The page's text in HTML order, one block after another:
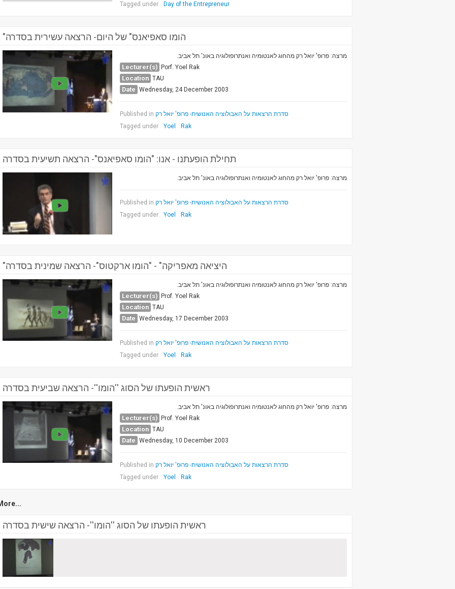
Tagged under
Day of the Entrepreneur
"הומו סאפיאנס" של היום- הרצאה עשירית בסדרה
מרצה: פרופ' יואל רק מהחוג לאנטומיה ואנתרופולוגיה באונ' תל אביב.
Lecturer(s) Porf. Yoel Rak
Location TAU
Date Wednesday, 24 December 2003
Published in סדרת הרצאות על האבולוציה האנושית- פרופ' יואל רק
Tagged under
Yoel Rak
תחילת הופעתנו - אנו: "הומו סאפיאנס"- הרצאה תשיעית בסדרה
מרצה: פרופ' יואל רק מהחוג לאנטומיה ואנתרופולוגיה באונ' תל אביב.
Published in סדרת הרצאות על האבולוציה האנושית- פרופ' יואל רק
Tagged under
Yoel Rak
"היציאה מאפריקה" - "הומו ארקטוס"- הרצאה שמינית בסדרה
מרצה: פרופ' יואל רק מהחוג לאנטומיה ואנתרופולוגיה באונ' תל אביב.
Lecturer(s) Prof. Yoel Rak
Location TAU
Date Wednesday, 17 December 2003
Published in סדרת הרצאות על האבולוציה האנושית- פרופ' יואל רק
Tagged under
Yoel Rak
ראשית הופעתו של הסוג ''הומו''- הרצאה שביעית בסדרה
מרצה: פרופ' יואל רק מהחוג לאנטומיה ואנתרופולוגיה באונ' תל אביב.
Lecturer(s) Prof. Yoel Rak
Location TAU
Date Wednesday, 10 December 2003
Published in סדרת הרצאות על האבולוציה האנושית- פרופ' יואל רק
Tagged under
Yoel Rak
ראשית הופעתו של הסוג ''הומו''- הרצאה שישית בסדרה